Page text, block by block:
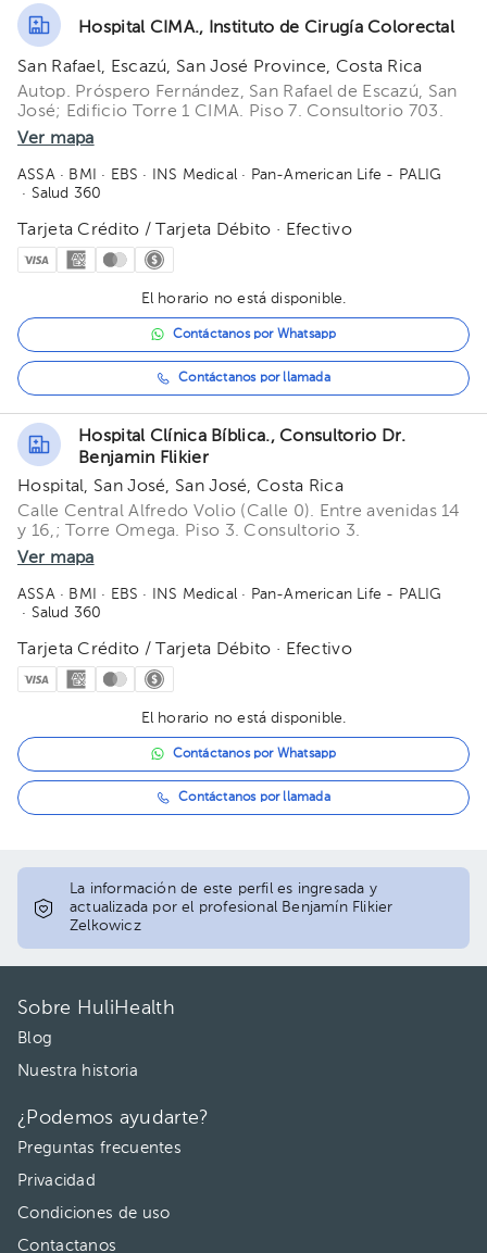
Hospital CIMA., Instituto de Cirugía Colorectal
San Rafael, Escazú, San José Province, Costa Rica
Autop. Próspero Fernández, San Rafael de Escazú, San
José; Edificio Torre 1 CIMA. Piso 7. Consultorio 703.
Ver mapa
ASSA· BMI · EBS · INS Medical · Pan-American Life - PALIG
· Salud 360
Tarjeta Crédito / Tarjeta Débito · Efectivo
El horario no está disponible.
Contáctanos por Whatsapp
Contáctanos por llamada
Hospital Clínica Bíblica., Consultorio Dr.
Benjamin Flikier
Hospital, San José, San José, Costa Rica
Calle Central Alfredo Volio (Calle 0). Entre avenidas 14
y 16,; Torre Omega. Piso 3. Consultorio 3.
Ver mapa
ASSA· BMI · EBS · INS Medical · Pan-American Life - PALIG
· Salud 360
Tarjeta Crédito / Tarjeta Débito · Efectivo
El horario no está disponible.
Contáctanos por Whatsapp
Contáctanos por llamada
La información de este perfil es ingresada y
actualizada por el profesional Benjamín Flikier
Zelkowicz
Sobre HuliHealth
Blog
Nuestra historia
¿Podemos ayudarte?
Preguntas frecuentes
Privacidad
Condiciones de uso
Contactanos